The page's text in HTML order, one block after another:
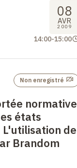
08
AVR
2009
14:00-15:00
normative
états
L'utilisation de
Brandom
Non enregistré